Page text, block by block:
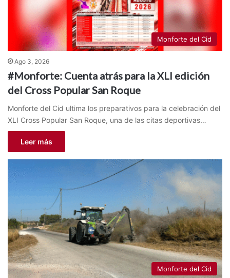
Monforte del Cid
Ago 3, 2026
#Monforte: Cuenta atrás para la XLI edición
del Cross Popular San Roque
Monforte del Cid ultima los preparativos para la celebración del
XLI Cross Popular San Roque, una de las citas deportivas…
Leer más
Monforte del Cid